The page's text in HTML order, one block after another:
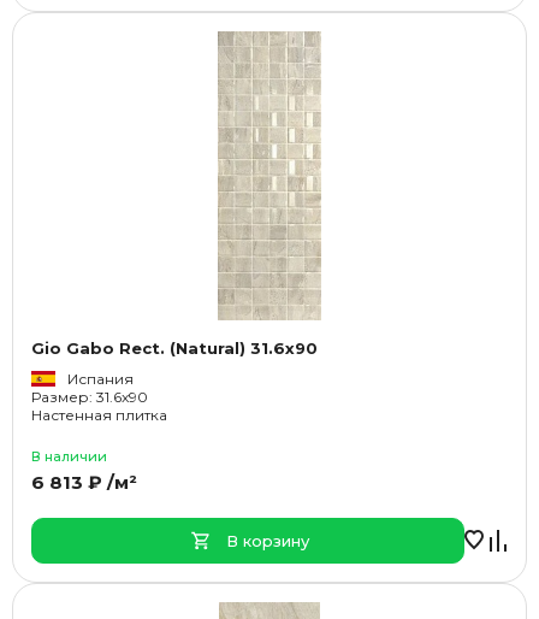
Gio Gabo Rect. (Natural) 31.6x90
Испания
Размер: 31.6x90
Настенная плитка
В наличии
6 813 ₽ /м²
В корзину